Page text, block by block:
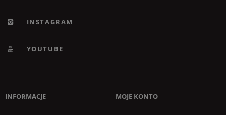
INSTAGRAM
YOUTUBE
INFORMACJE MOJE KONTO